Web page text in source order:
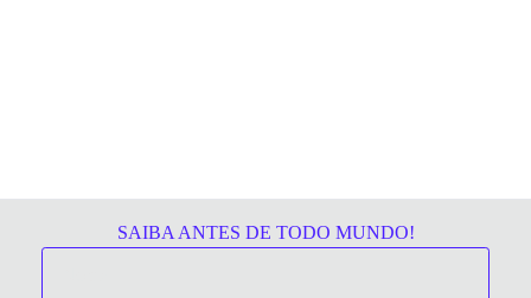
SAIBA ANTES DE TODO MUNDO!